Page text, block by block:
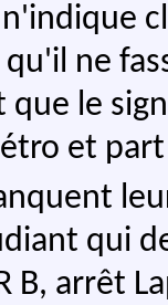
ne
le
et
qui
B, arrêt